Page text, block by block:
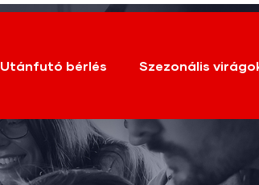
Utánfutó bérlés Szezonális